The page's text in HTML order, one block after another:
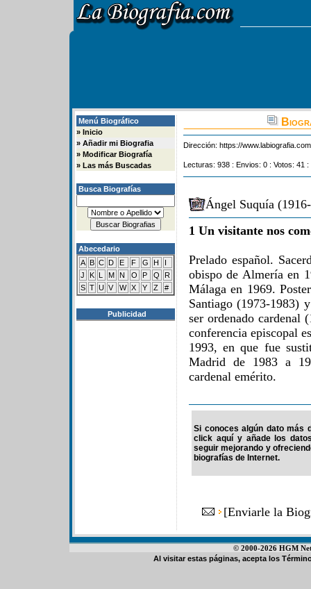
Menú Biográfico
» Inicio
» Añadir mi Biografia
» Modificar Biografía
» Las más Buscadas
Busca Biografías
Abecedario
A B C D E F G H
I
J
K L M N O P Q
R
S T U V W X Y Z #
Publicidad
Dirección: https://
Lecturas: 938 : Envios: 0 : Votos: 41
Ángel Suquía
1 Un visitante nos
Prelado español.
obispo de Almería en
Málaga en 1969.
Santiago (1973-1983)
ser ordenado cardenal
conferencia episcopal
1993, en que fue
Madrid de 1983 a
cardenal emérito.
Si conoces algún dato más
click aquí y añade los
seguir mejorando y
biografías de Internet.
[Enviarle la
© 2000-2026 HGM
Al visitar estas páginas, acepta los